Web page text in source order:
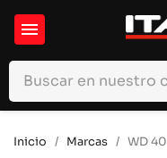

Inicio Marcas WD 40